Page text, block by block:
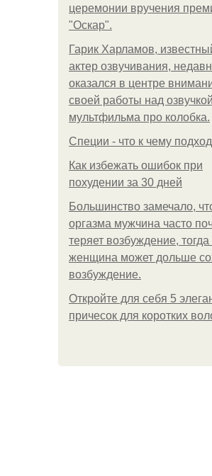
церемонии вручения
"Оскар".
Гарик Харламов,
актер озвучивания,
оказался в центре
своей работы над озвучкой
мультфильма про колобка.
Специи - что к чему
Как избежать ошибок при
похудении за 30 дней
Большинство замечало,
оргазма мужчина часто
теряет возбуждение, тогда
женщина может дольше
возбуждение.
Откройте для себя 5
причесок для коротких